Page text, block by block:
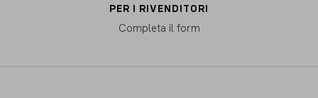
PER I RIVENDITORI
Completa il form